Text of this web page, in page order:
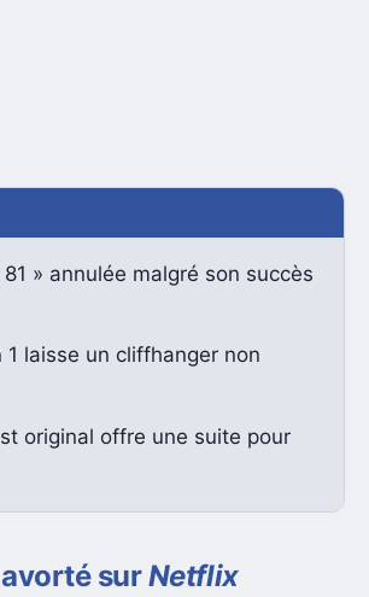
» annulée malgré son succès
1 laisse un cliffhanger non
original offre une suite pour
surNetflix